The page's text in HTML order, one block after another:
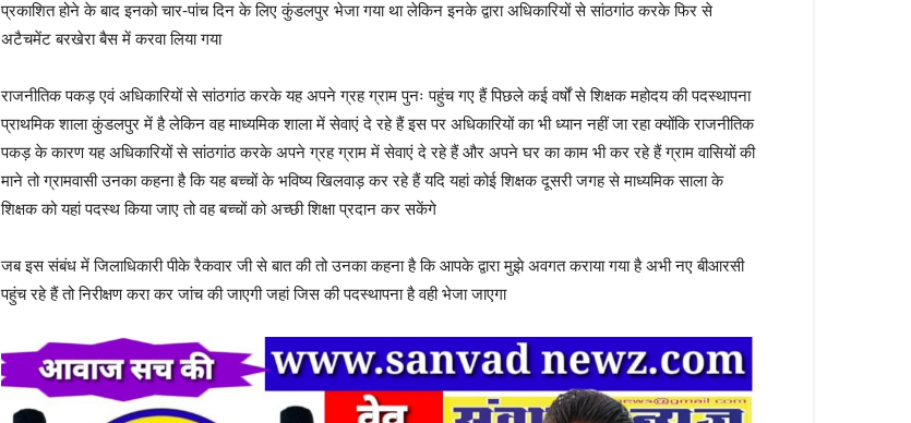
प्रकाशित होने के बाद इनको चार-पांच दिन के लिए कुंडलपुर भेजा गया था लेकिन इनके द्वारा अधिकारियों से सांठगांठ करके फिर से
अटैचमेंट बरखेरा बैस में करवा लिया गया
राजनीतिक पकड़ एवं अधिकारियों से सांठगांठ करके यह अपने ग्रह ग्राम पुनः पहुंच गए हैं पिछले कई वर्षों से शिक्षक महोदय की पदस्थापना
प्राथमिक शाला कुंडलपुर में है लेकिन वह माध्यमिक शाला में सेवाएं दे रहे हैं इस पर अधिकारियों का भी ध्यान नहीं जा रहा क्योंकि राजनीतिक
पकड़ के कारण यह अधिकारियों से सांठगांठ करके अपने ग्रह ग्राम में सेवाएं दे रहे हैं और अपने घर का काम भी कर रहे हैं ग्राम वासियों की
माने तो ग्रामवासी उनका कहना है कि यह बच्चों के भविष्य खिलवाड़ कर रहे हैं यदि यहां कोई शिक्षक दूसरी जगह से माध्यमिक साला के
शिक्षक को यहां पदस्थ किया जाए तो वह बच्चों को अच्छी शिक्षा प्रदान कर सकेंगे
जब इस संबंध में जिलाधिकारी पीके रैकवार जी से बात की तो उनका कहना है कि आपके द्वारा मुझे अवगत कराया गया है अभी नए बीआरसी
पहुंच रहे हैं तो निरीक्षण करा कर जांच की जाएगी जहां जिस की पदस्थापना है वही भेजा जाएगा